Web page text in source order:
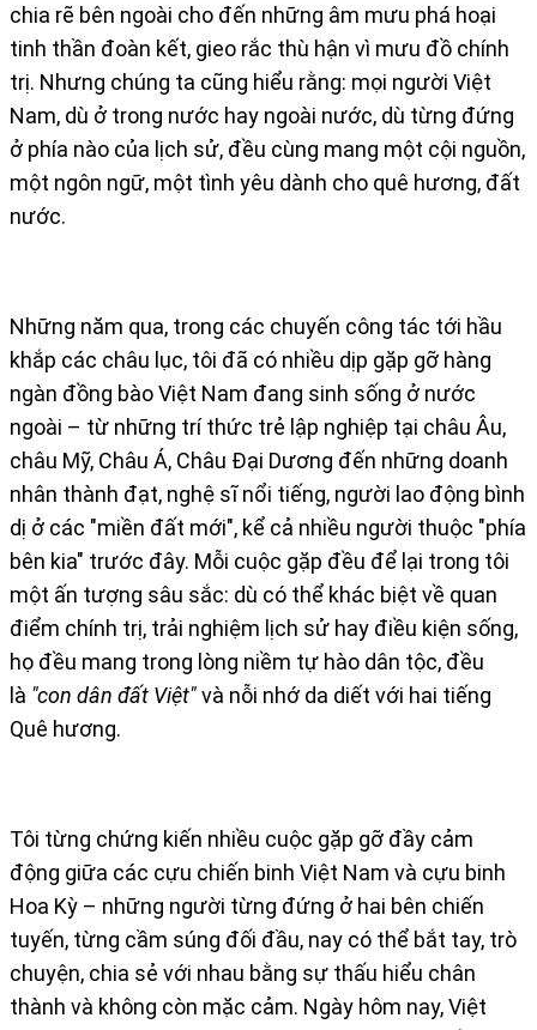
chia rẽ bên ngoài cho đến những âm mưu phá hoại
tinh thần đoàn kết, gieo rắc thù hận vì mưu đồ chính
trị. Nhưng chúng ta cũng hiểu rằng: mọi người Việt
Nam, dù ở trong nước hay ngoài nước, dù từng đứng
ở phía nào của lịch sử, đều cùng mang một cội nguồn,
một ngôn ngữ, một tình yêu dành cho quê hương, đất
nước.
Những năm qua, trong các chuyến công tác tới hầu
khắp các châu lục, tôi đã có nhiều dịp gặp gỡ hàng
ngàn đồng bào Việt Nam đang sinh sống ở nước
ngoài – từ những trí thức trẻ lập nghiệp tại châu Âu,
châu Mỹ, Châu Á, Châu Đại Dương đến những doanh
nhân thành đạt, nghệ sĩ nổi tiếng, người lao động bình
dị ở các "miền đất mới", kể cả nhiều người thuộc "phía
bên kia" trước đây. Mỗi cuộc gặp đều để lại trong tôi
một ấn tượng sâu sắc: dù có thể khác biệt về quan
điểm chính trị, trải nghiệm lịch sử hay điều kiện sống,
họ đều mang trong lòng niềm tự hào dân tộc, đều
là "con dân đất Việt"và nỗi nhớ da diết với hai tiếng
Quê hương.
Tôi từng chứng kiến nhiều cuộc gặp gỡ đầy cảm
động giữa các cựu chiến binh Việt Nam và cựu binh
Hoa Kỳ – những người từng đứng ở hai bên chiến
tuyến, từng cầm súng đối đầu, nay có thể bắt tay, trò
chuyện, chia sẻ với nhau bằng sự thấu hiểu chân
thành và không còn mặc cảm. Ngày hôm nay, Việt